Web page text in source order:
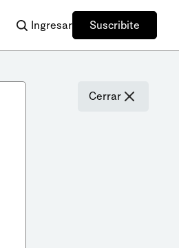
Ingresar Suscribite
Cerrar